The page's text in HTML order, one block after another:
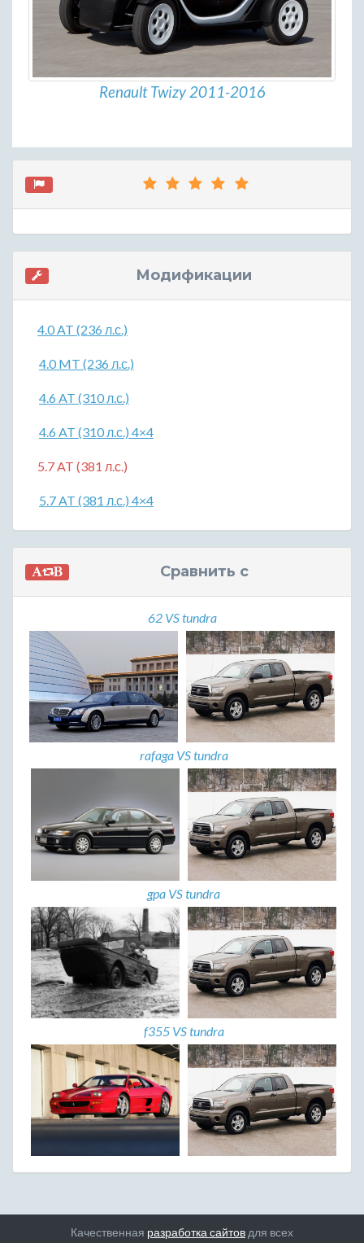
Renault Twizy 2011-2016
Модификации
4.0 AT (236 л.с.)
4.0 MT (236 л.с.)
4.6 AT (310 л.с.)
4.6 AT (310 л.с.) 4×4
5.7 AT (381 л.с.)
5.7 AT (381 л.с.) 4×4
Сравнить с
62 VS tundra
rafaga VS tundra
gpa VS tundra
f355 VS tundra
Качественная разработка сайтов для всех